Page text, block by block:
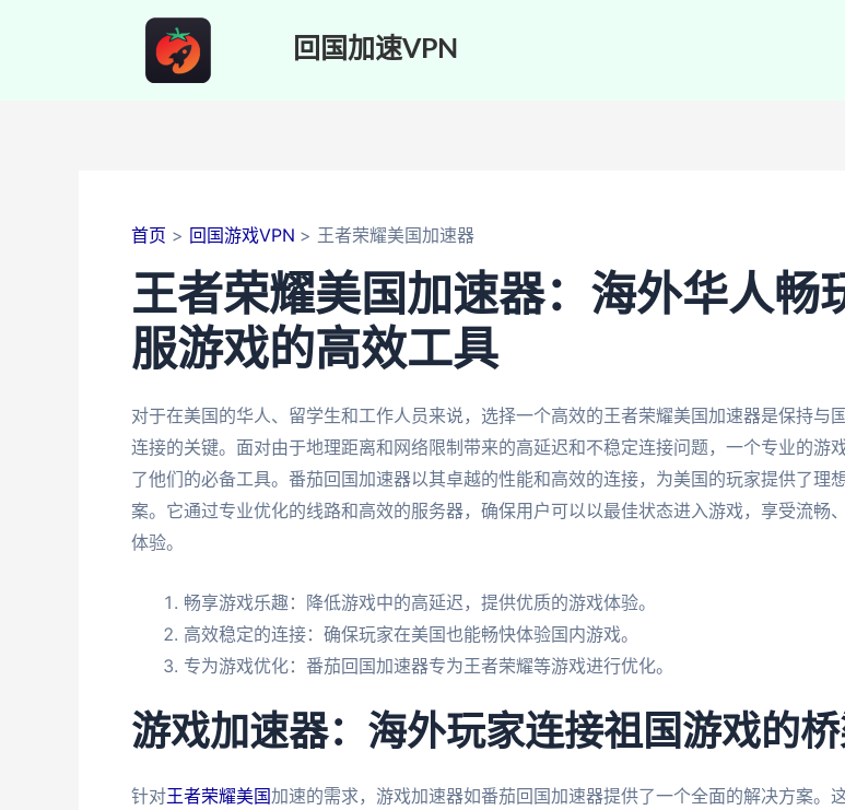
回国加速VPN
首页 回国游戏VPN 王者荣耀美国加速器
王者荣耀美国加速器：海外华人畅
服游戏的高效工具
对于在美国的华人、留学生和工作人员来说，选择一个高效的王者荣耀美国加速器是保持与
连接的关键。面对由于地理距离和网络限制带来的高延迟和不稳定连接问题，一个专业的游
了他们的必备工具。番茄回国加速器以其卓越的性能和高效的连接，为美国的玩家提供了理
案。它通过专业优化的线路和高效的服务器，确保用户可以以最佳状态进入游戏，享受流畅
体验。
畅享游戏乐趣：降低游戏中的高延迟，提供优质的游戏体验。
高效稳定的连接：确保玩家在美国也能畅快体验国内游戏。
专为游戏优化：番茄回国加速器专为王者荣耀等游戏进行优化。
游戏加速器：海外玩家连接祖国游戏的
针对王者荣耀美国加速的需求，游戏加速器如番茄回国加速器提供了一个全面的解决方案。